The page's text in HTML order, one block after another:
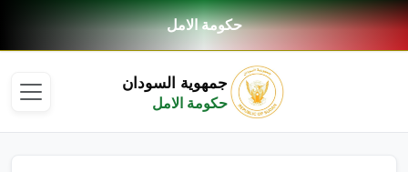
حكومة الامل
جمهوية السودان
حكومة الامل